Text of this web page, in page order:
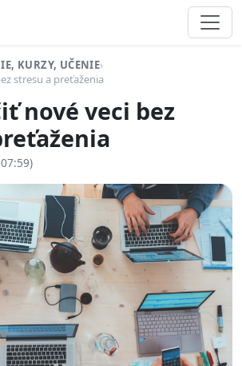
KURZY, UČENIE›
stresu a preťaženia
nové veci bez